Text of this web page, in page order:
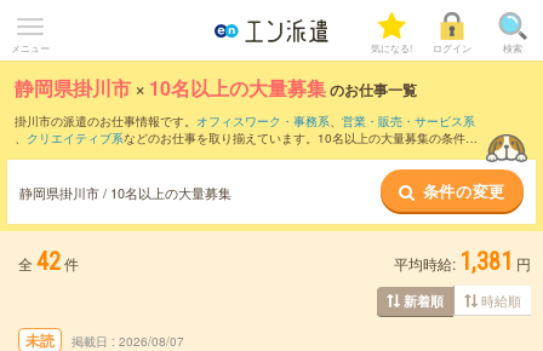
メニュー 気になる! ログイン 検索
静岡県掛川市 × 10名以上の大量募集のお仕事一覧
掛川市の派遣のお仕事情報です。 オフィスワーク・事務系、 営業・販売・サービス系
、 クリエイティブ系などのお仕事を取り揃えています。10名以上の大量募集の条件の
静岡県掛川市 / 10名以上の大量募集 条件の変更
全 42件 平均時給: 1,381 円
新着順 時給順
未読 掲載日 2026/08/07